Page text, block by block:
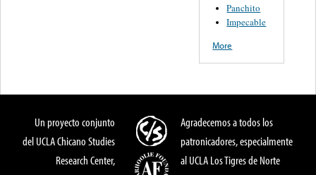
Panchito
Impecable
More
Un proyecto conjunto
del UCLA Chicano Studies
Research Center,
Agradecemos a todos los
patronicadores, especialmente
al UCLA Los Tigres de Norte